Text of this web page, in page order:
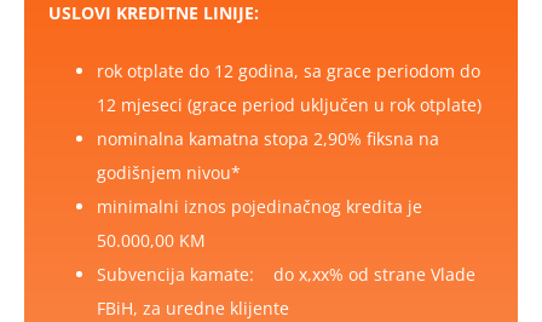
USLOVI KREDITNE LINIJE:
rok otplate do 12 godina, sa grace periodom do
12 mjeseci (grace period uključen u rok otplate)
nominalna kamatna stopa 2,90% fiksna na
godišnjem nivou*
minimalni iznos pojedinačnog kredita je
50.000,00 KM
Subvencija kamate: do x,xx% od strane Vlade
FBiH, za uredne klijente